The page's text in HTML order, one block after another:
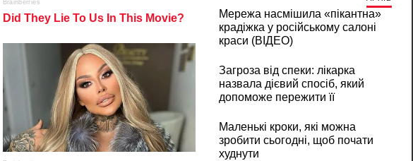
Мережа насмішила «пікантна»
крадіжка у російському салоні
краси (ВІДЕО)
Загроза від спеки: лікарка
назвала дієвий спосіб, який
допоможе пережити її
Маленькі кроки, які можна
зробити сьогодні, щоб почати
худнути